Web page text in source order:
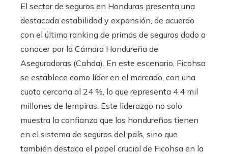
El sector de seguros en Honduras presenta una
destacada estabilidad y expansión, de acuerdo
con el último ranking de primas de seguros dado a
conocer por la Cámara Hondureña de
Aseguradoras (Cahda). En este escenario, Ficohsa
se establece como líder en el mercado, con una
cuota cercana al 24 %, lo que representa 4.4 mil
millones de lempiras. Este liderazgo no solo
muestra la confianza que los hondureños tienen
en el sistema de seguros del país, sino que
también destaca el papel crucial de Ficohsa en la